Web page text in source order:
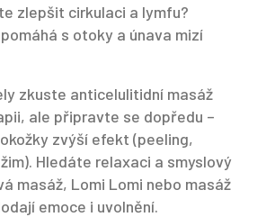
zlepšit cirkulaci a lymfu?
s otoky a únava mizí
zkuste anticelulitidní masáž
ale připravte se dopředu –
zvýší efekt (peeling,
Hledáte relaxaci a smyslový
masáž, Lomi Lomi nebo masáž
emoce i uvolnění.